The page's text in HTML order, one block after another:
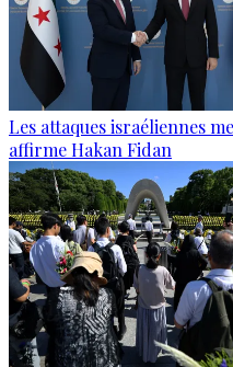
Les attaques israéliennes
affirme Hakan Fidan